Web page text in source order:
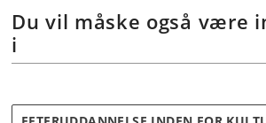
Du vil måske også være
i